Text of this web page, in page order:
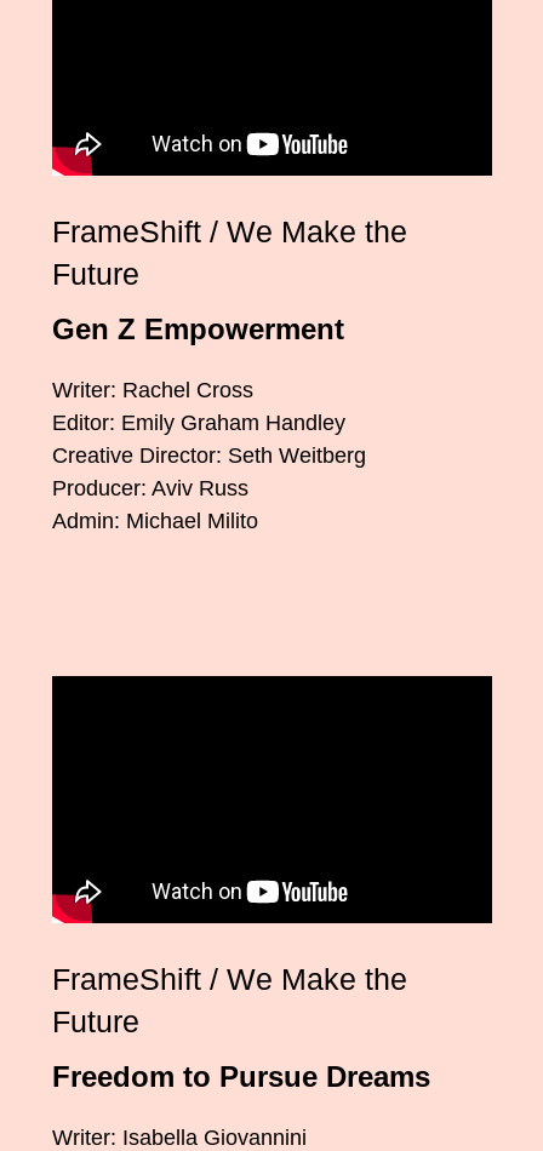
FrameShift / We Make the
Future
Gen Z Empowerment
Writer: Rachel Cross
Editor: Emily Graham Handley
Creative Director: Seth Weitberg
Producer: Aviv Russ
Admin: Michael Milito
FrameShift / We Make the
Future
Freedom to Pursue Dreams
Writer: Isabella Giovannini